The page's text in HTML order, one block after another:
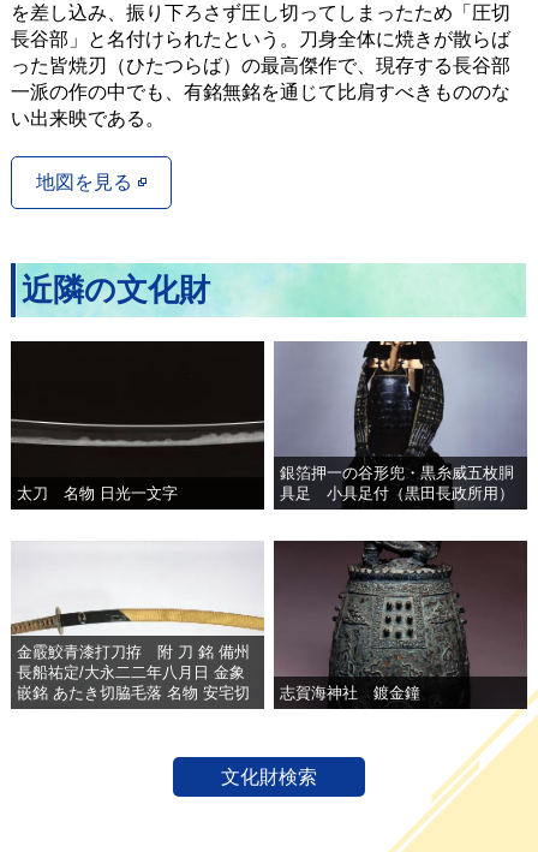
を差し込み、振り下ろさず圧し切ってしまったため「圧切
長谷部」と名付けられたという。刀身全体に焼きが散らば
った皆焼刃（ひたつらば）の最高傑作で、現存する長谷部
一派の作の中でも、有銘無銘を通じて比肩すべきもののな
い出来映である。
地図を見る
近隣の文化財
太刀 名物 日光一文字
銀箔押一の谷形兜・黒糸威五枚胴
具足 小具足付（黒田長政所用）
金霰鮫青漆打刀拵 附 刀 銘 備州
長船祐定/大永二二年八月日 金象
嵌銘 あたき切脇毛落 名物 安宅切
志賀海神社 鍍金鐘
文化財検索